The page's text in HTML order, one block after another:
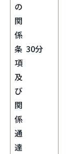
の
関
係
条
項
及
び
関
係
通
達
30分